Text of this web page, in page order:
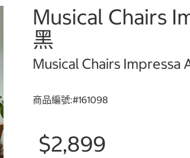
Musical Chairs
黑
Musical Chairs Impressa
商品編號:#161098
$2,899